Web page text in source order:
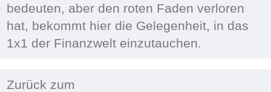
bedeuten, aber den roten Faden verloren
hat, bekommt hier die Gelegenheit, in das
1x1 der Finanzwelt einzutauchen.
Zurück zum